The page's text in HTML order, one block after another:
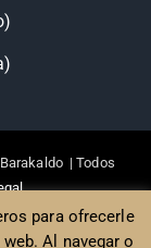
| Todos
Estudiopara ofrecerle
Al navegar o